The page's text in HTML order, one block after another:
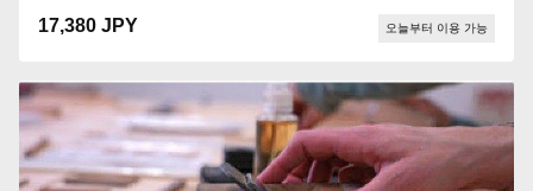
17,380 JPY 오늘부터 이용 가능